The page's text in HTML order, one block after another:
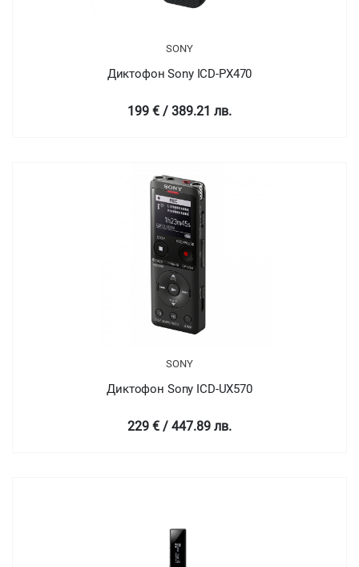
SONY
Диктофон Sony ICD-PX470
199 € / 389.21 лв.
SONY
Диктофон Sony ICD-UX570
229 € / 447.89 лв.